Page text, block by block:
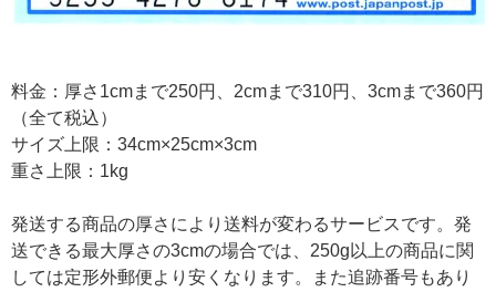
料金：厚さ1cmまで250円、2cmまで310円、3cmまで360円
（全て税込）
サイズ上限：34cm×25cm×3cm
重さ上限：1kg
発送する商品の厚さにより送料が変わるサービスです。発
送できる最大厚さの3cmの場合では、250g以上の商品に関
しては定形外郵便より安くなります。また追跡番号もあり